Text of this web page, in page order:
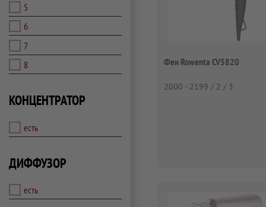
5
6
7
8
КОНЦЕНТРАТОР
есть
ДИФФУЗОР
есть
Фен Rowenta CV5820
2000 - 2199 / 2 / 3